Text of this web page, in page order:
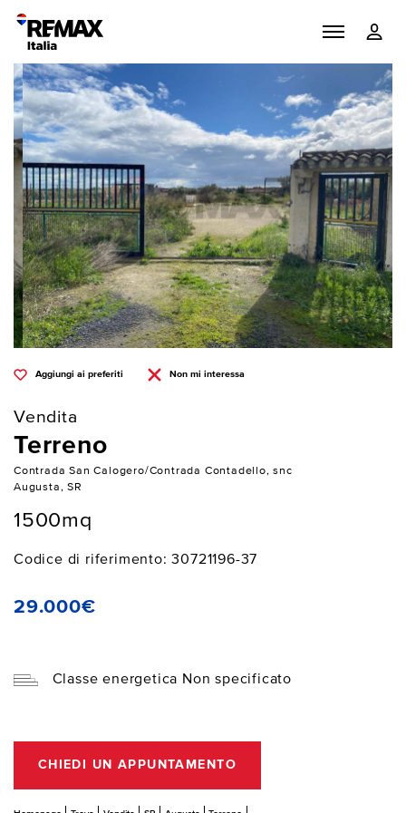
Aggiungi ai preferiti Non mi interessa
Vendita
Terreno
Contrada San Calogero/Contrada Contadello, snc
Augusta, SR
1500mq
Codice di riferimento: 30721196-37
29.000€
Classe energetica Non specificato
CHIEDI UN APPUNTAMENTO